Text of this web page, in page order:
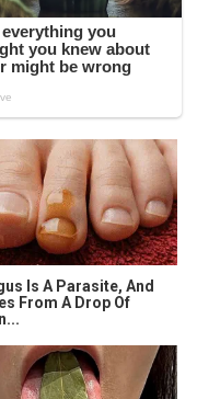
Is A Parasite, And
From A Drop Of